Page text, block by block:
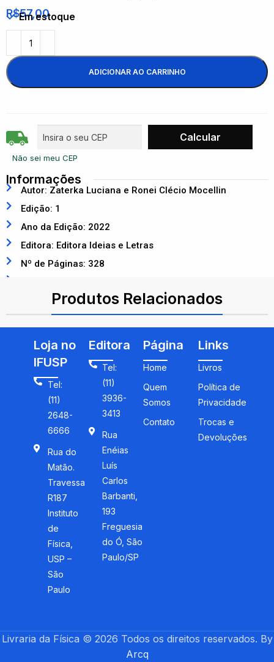
R$57,00
Em estoque
ADICIONAR AO CARRINHO
Não sei meu CEP
Informações
Autor: Zaterka Luciana e Ronei Clécio Mocellin
Edição: 1
Ano da Edição: 2022
Editora: Editora Ideias e Letras
Nº de Páginas: 328
Produtos Relacionados
Loja no
IFUSP
Tel:
(11)
2648-
6666
Rua do
Matão.
Travessa
R187
Instituto
de
Física,
USP –
São
Paulo
Editora
Tel:
(11)
3936-
3413
Rua
Enéias
Luís
Carlos
Barbanti,
193
Freguesia
do Ó, São
Paulo/SP
Página
Home
Quem
Somos
Contato
Links
Livros
Política de
Privacidade
Trocas e
Devoluções
Livraria da Física © 2026 Todos os direitos reservados. By
Arcq